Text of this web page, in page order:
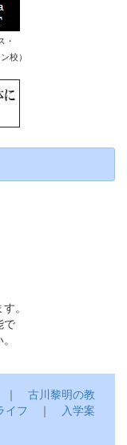
・
校）
。
で
｜ 古川黎明の教
イフ ｜ 入学案